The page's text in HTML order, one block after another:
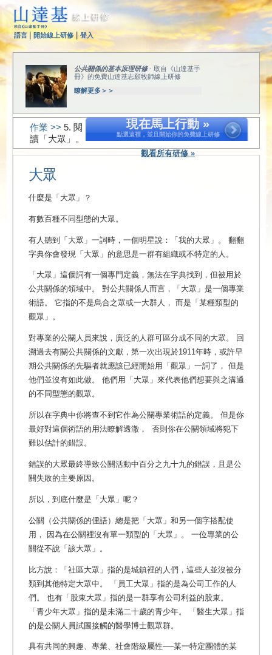
語言| 開始線上研修 | 登入
公共關係的基本原理研修- 取自《山達基手
冊》的免費山達基志願牧師線上研修
瞭解更多＞＞
現在馬上行動 »
點選這裡，並且開始你的免費線上研修
觀看所有研修 »
作業 >> 5. 閱
讀「大眾」。
大眾
什麼是「大眾」？
有數百種不同型態的大眾。
有人聽到「大眾」一詞時，一個明星說：「我的大眾」。
翻翻
字典你會發現「大眾」的意思是一群有組織或不特定的人。
「大眾」這個詞有一個專門定義，無法在字典找到，但被用於
公共關係的領域中。 對公共關係人而言，「大眾」是一個專業
術語。
它指的不是烏合之眾或一大群人， 而是「某種類型的
觀眾」。
對專業的公關人員來說，廣泛的人群可區分成不同的大眾。
回
溯過去有關公共關係的文獻，第一次出現於1911年時，或許早
期公共關係的先驅者就應該已經開始用「觀眾」一詞了， 但是
他們並沒有如此做。 他們用「大眾」來代表他們想要與之溝通
的不同型態的觀眾。
所以在字典中你將查不到它作為公關專業術語的定義。 但是你
最好對這個術語的用法瞭解透澈，
否則你在公關領域將犯下
難以估計的錯誤。
錯誤的大眾最終導致公關活動中百分之九十九的錯誤，且是公
關失敗的主要原因。
所以，到底什麼是「大眾」呢？
公關（公共關係的俚語）總是把「大眾」和另一個字搭配使
用， 因為在公關裡沒有單一類型的「大眾」。 一位專業的公
關從不說「該大眾」。
比方說：「社區大眾」指的是城鎮裡的人們，這些人並沒被分
類到其他特定大眾中。 「員工大眾」指的是為公司工作的人
們。 也有「股東大眾」指的是一群享有公司利益的股東。
「青少年大眾」指的是未滿二十歲的青少年。 「醫生大眾」指
的是公關人員試圖接觸的醫學博士觀眾群。
具有共同的興趣、專業、社會階級屬性──某一特定團體的某